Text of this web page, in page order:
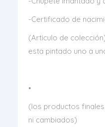
-Certificado de
(Articulo de
esta pintado uno a
•
(los productos
ni cambiados)